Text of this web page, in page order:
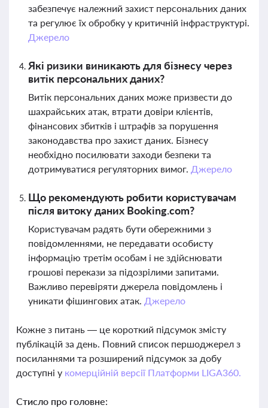
забезпечує належний захист персональних даних
та регулює їх обробку у критичній інфраструктурі.
Джерело
Які ризики виникають для бізнесу через
витік персональних даних?
Витік персональних даних може призвести до
шахрайських атак, втрати довіри клієнтів,
фінансових збитків і штрафів за порушення
законодавства про захист даних. Бізнесу
необхідно посилювати заходи безпеки та
дотримуватися регуляторних вимог. Джерело
Що рекомендують робити користувачам
після витоку даних Booking.com?
Користувачам радять бути обережними з
повідомленнями, не передавати особисту
інформацію третім особам і не здійснювати
грошові перекази за підозрілими запитами.
Важливо перевіряти джерела повідомлень і
уникати фішингових атак. Джерело
Кожне з питань — це короткий підсумок змісту
публікацій за день. Повний список першоджерел з
посиланнями та розширений підсумок за добу
доступні у комерційній версії Платформи LIGA360.
Стисло про головне: